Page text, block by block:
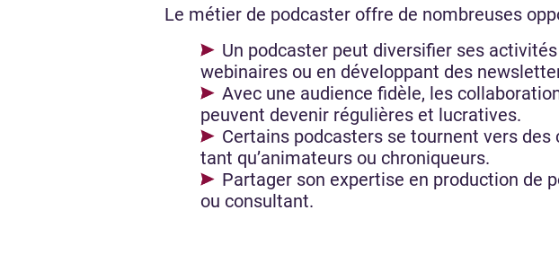
Le métier de podcaster offre de nombreuses
Un podcaster peut diversifier ses
webinaires ou en développant des
Avec une audience fidèle, les
peuvent devenir régulières et lucratives.
Certains podcasters se tournent vers
tant qu’animateurs ou chroniqueurs.
Partager son expertise en production de
ou consultant.